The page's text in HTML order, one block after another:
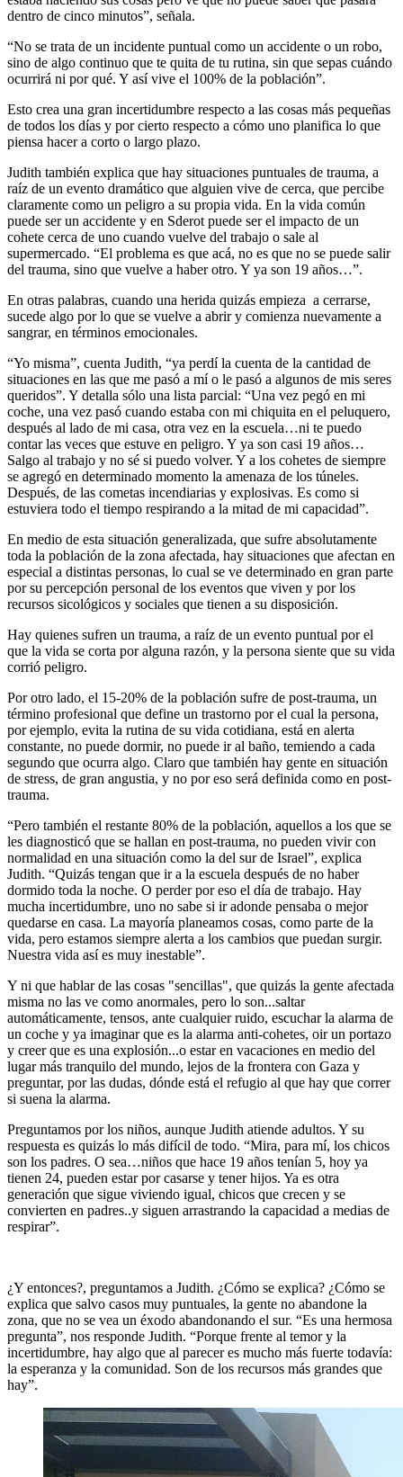
dentro de cinco minutos”, señala.
“No se trata de un incidente puntual como un accidente o un robo,
sino de algo continuo que te quita de tu rutina, sin que sepas cuándo
ocurrirá ni por qué. Y así vive el 100% de la población”.
Esto crea una gran incertidumbre respecto a las cosas más pequeñas
de todos los días y por cierto respecto a cómo uno planifica lo que
piensa hacer a corto o largo plazo.
Judith también explica que hay situaciones puntuales de trauma, a
raíz de un evento dramático que alguien vive de cerca, que percibe
claramente como un peligro a su propia vida. En la vida común
puede ser un accidente y en Sderot puede ser el impacto de un
cohete cerca de uno cuando vuelve del trabajo o sale al
supermercado. “El problema es que acá, no es que no se puede salir
del trauma, sino que vuelve a haber otro. Y ya son 19 años…”.
En otras palabras, cuando una herida quizás empieza a cerrarse,
sucede algo por lo que se vuelve a abrir y comienza nuevamente a
sangrar, en términos emocionales.
“Yo misma”, cuenta Judith, “ya perdí la cuenta de la cantidad de
situaciones en las que me pasó a mí o le pasó a algunos de mis seres
queridos”. Y detalla sólo una lista parcial: “Una vez pegó en mi
coche, una vez pasó cuando estaba con mi chiquita en el peluquero,
después al lado de mi casa, otra vez en la escuela…ni te puedo
contar las veces que estuve en peligro. Y ya son casi 19 años…
Salgo al trabajo y no sé si puedo volver. Y a los cohetes de siempre
se agregó en determinado momento la amenaza de los túneles.
Después, de las cometas incendiarias y explosivas. Es como si
estuviera todo el tiempo respirando a la mitad de mi capacidad”.
En medio de esta situación generalizada, que sufre absolutamente
toda la población de la zona afectada, hay situaciones que afectan en
especial a distintas personas, lo cual se ve determinado en gran parte
por su percepción personal de los eventos que viven y por los
recursos sicológicos y sociales que tienen a su disposición.
Hay quienes sufren un trauma, a raíz de un evento puntual por el
que la vida se corta por alguna razón, y la persona siente que su vida
corrió peligro.
Por otro lado, el 15-20% de la población sufre de post-trauma, un
término profesional que define un trastorno por el cual la persona,
por ejemplo, evita la rutina de su vida cotidiana, está en alerta
constante, no puede dormir, no puede ir al baño, temiendo a cada
segundo que ocurra algo. Claro que también hay gente en situación
de stress, de gran angustia, y no por eso será definida como en post-
trauma.
“Pero también el restante 80% de la población, aquellos a los que se
les diagnosticó que se hallan en post-trauma, no pueden vivir con
normalidad en una situación como la del sur de Israel”, explica
Judith. “Quizás tengan que ir a la escuela después de no haber
dormido toda la noche. O perder por eso el día de trabajo. Hay
mucha incertidumbre, uno no sabe si ir adonde pensaba o mejor
quedarse en casa. La mayoría planeamos cosas, como parte de la
vida, pero estamos siempre alerta a los cambios que puedan surgir.
Nuestra vida así es muy inestable”.
Y ni que hablar de las cosas "sencillas", que quizás la gente afectada
misma no las ve como anormales, pero lo son...saltar
automáticamente, tensos, ante cualquier ruido, escuchar la alarma de
un coche y ya imaginar que es la alarma anti-cohetes, oir un portazo
y creer que es una explosión...o estar en vacaciones en medio del
lugar más tranquilo del mundo, lejos de la frontera con Gaza y
preguntar, por las dudas, dónde está el refugio al que hay que correr
si suena la alarma.
Preguntamos por los niños, aunque Judith atiende adultos. Y su
respuesta es quizás lo más difícil de todo. “Mira, para mí, los chicos
son los padres. O sea…niños que hace 19 años tenían 5, hoy ya
tienen 24, pueden estar por casarse y tener hijos. Ya es otra
generación que sigue viviendo igual, chicos que crecen y se
convierten en padres..y siguen arrastrando la capacidad a medias de
respirar”.
¿Y entonces?, preguntamos a Judith. ¿Cómo se explica? ¿Cómo se
explica que salvo casos muy puntuales, la gente no abandone la
zona, que no se vea un éxodo abandonando el sur. “Es una hermosa
pregunta”, nos responde Judith. “Porque frente al temor y la
incertidumbre, hay algo que al parecer es mucho más fuerte todavía:
la esperanza y la comunidad. Son de los recursos más grandes que
hay”.